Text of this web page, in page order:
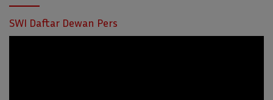
SWI Daftar Dewan Pers